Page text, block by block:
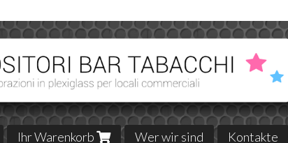
Ihr Warenkorb Wer wir sind Kontakte